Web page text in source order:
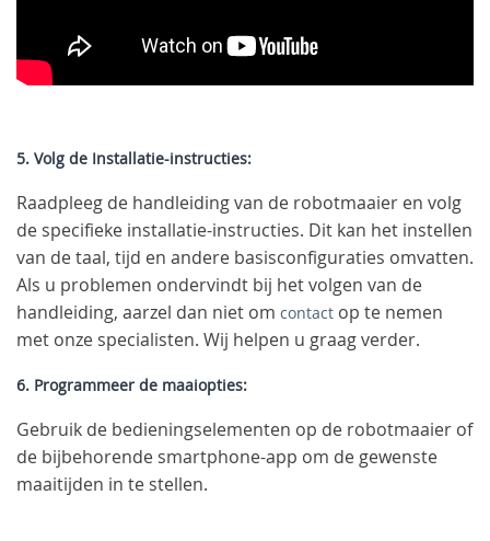
5. Volg de Installatie-instructies:
Raadpleeg de handleiding van de robotmaaier en volg
de specifieke installatie-instructies. Dit kan het instellen
van de taal, tijd en andere basisconfiguraties omvatten.
Als u problemen ondervindt bij het volgen van de
handleiding, aarzel dan niet om contact op te nemen
met onze specialisten. Wij helpen u graag verder.
6. Programmeer de maaiopties:
Gebruik de bedieningselementen op de robotmaaier of
de bijbehorende smartphone-app om de gewenste
maaitijden in te stellen.